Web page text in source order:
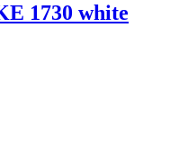
1730 white